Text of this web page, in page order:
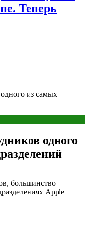
Теперь
из самых
одного
большинство
Apple